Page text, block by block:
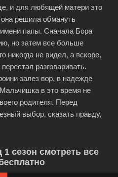
и для любящей матери это
решила обмануть
папы. Сначала Бора
но затем все больше
никогда не видел, а вскоре,
разговаривать.
залез вор, в надежде
в это время не
родителя. Перед
выбор, сказать правду,
1 сезон смотреть все